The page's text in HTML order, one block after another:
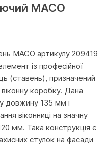
MACO
MACO артикулу 209419
із професійної
(ставень), призначений
коробку. Дана
довжину 135 мм і
віконниці на значну
мм. Така конструкція є
стулок на фасади